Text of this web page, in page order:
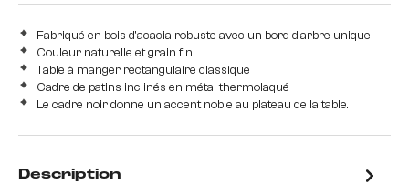
Fabriqué en bois d'acacia robuste avec un bord d'arbre unique
Couleur naturelle et grain fin
Table à manger rectangulaire classique
Cadre de patins inclinés en métal thermolaqué
Le cadre noir donne un accent noble au plateau de la table.
Description